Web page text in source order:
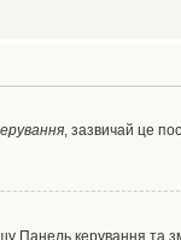
, зазвичай це
Панель керування та